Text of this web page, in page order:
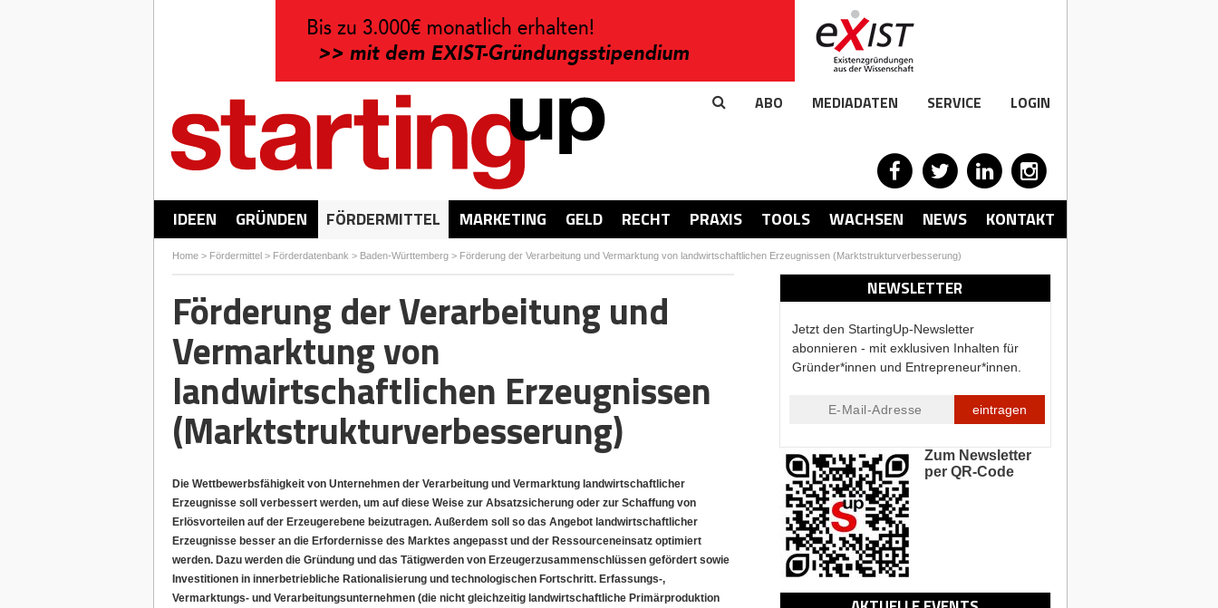
ABO MEDIADATEN SERVICE LOGIN
IDEEN GRÜNDEN FÖRDERMITTEL MARKETING GELD RECHT PRAXIS TOOLS WACHSEN NEWS KONTAKT
Home> Fördermittel> Förderdatenbank > Baden-Württemberg> Förderung der Verarbeitung und Vermarktung von landwirtschaftlichen Erzeugnissen (Marktstrukturverbesserung)
NEWSLETTER
Jetzt den StartingUp-Newsletter
abonnieren - mit exklusiven Inhalten für
Gründer*innen und Entrepreneur*innen.
eintragen
Zum Newsletter
per QR-Code
Förderung der Verarbeitung und
Vermarktung von
landwirtschaftlichen Erzeugnissen
(Marktstrukturverbesserung)
Die Wettbewerbsfähigkeit von Unternehmen der Verarbeitung und Vermarktung landwirtschaftlicher
Erzeugnisse soll verbessert werden, um auf diese Weise zur Absatzsicherung oder zur Schaffung von
Erlösvorteilen auf der Erzeugerebene beizutragen. Außerdem soll so das Angebot landwirtschaftlicher
Erzeugnisse besser an die Erfordernisse des Marktes angepasst und der Ressourceneinsatz optimiert
werden. Dazu werden die Gründung und das Tätigwerden von Erzeugerzusammenschlüssen gefördert sowie
Investitionen in innerbetriebliche Rationalisierung und technologischen Fortschritt. Erfassungs-,
Vermarktungs- und Verarbeitungsunternehmen (die nicht gleichzeitig landwirtschaftliche Primärproduktion